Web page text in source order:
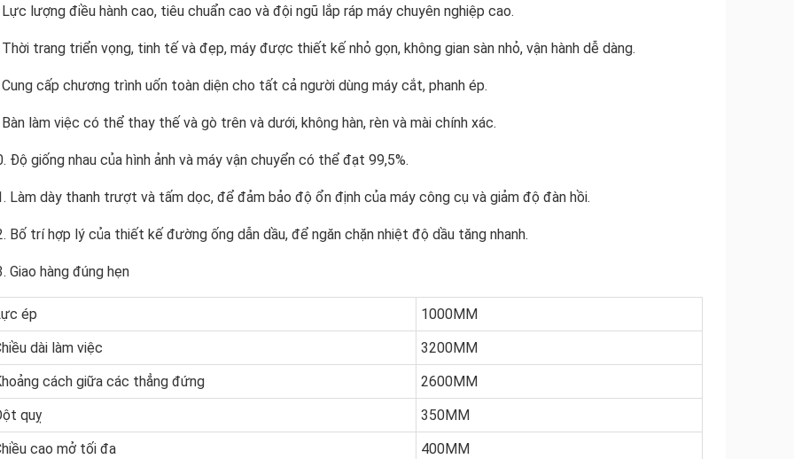
Lực lượng điều hành cao, tiêu chuẩn cao và đội ngũ lắp ráp máy chuyên nghiệp cao.
Thời trang triển vọng, tinh tế và đẹp, máy được thiết kế nhỏ gọn, không gian sàn nhỏ, vận hành dễ dàng.
Cung cấp chương trình uốn toàn diện cho tất cả người dùng máy cắt, phanh ép.
Bàn làm việc có thể thay thế và gò trên và dưới, không hàn, rèn và mài chính xác.
Độ giống nhau của hình ảnh và máy vận chuyển có thể đạt 99,5%.
Làm dày thanh trượt và tấm dọc, để đảm bảo độ ổn định của máy công cụ và giảm độ đàn hồi.
Bố trí hợp lý của thiết kế đường ống dẫn dầu, để ngăn chặn nhiệt độ dầu tăng nhanh.
Giao hàng đúng hẹn
ép
1000MM
dài làm việc
3200MM
cách giữa các thẳng đứng
2600MM
quỵ
350MM
cao mở tối đa
400MM